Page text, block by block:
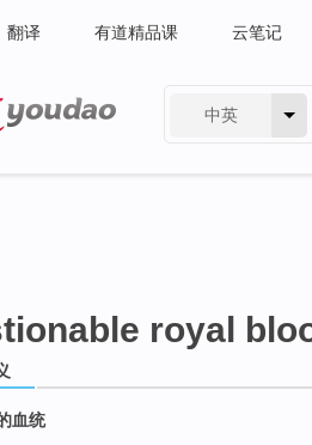
翻译 有道精品课 云笔记
中英
royal
血统